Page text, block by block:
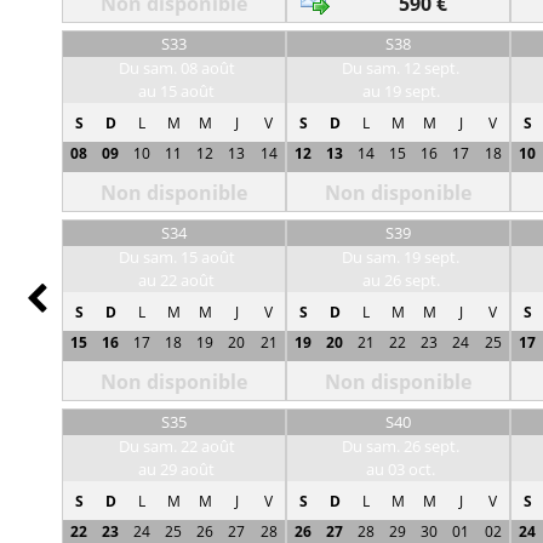
S33
Du sam. 08 août
au 15 août
S D L M M J
V
08
09 10 11 12 13 14
Non disponible
S34
Du sam. 15 août
au 22 août
S D L M M J
V
15
16 17 18 19 20 21
Non disponible
S35
Du sam. 22 août
au 29 août
S D L M M J
V
22
23 24 25 26 27 28
S38
Du sam. 12 sept.
au 19 sept.
S D L M M J
V
12
13 14 15 16 17 18
Non disponible
S39
Du sam. 19 sept.
au 26 sept.
S D L M M J
V
19
20 21 22 23 24 25
Non disponible
S40
Du sam. 26 sept.
au 03 oct.
S D L M M J
V
26
27 28 29 30 01 02
S
10
S
17
S
24
Prev